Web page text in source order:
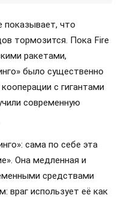
показывает, что
тормозится. Пока Fire
ракетами,
было существенно
с гигантами
современную
сама по себе эта
Она медленная и
средствами
враг использует её как